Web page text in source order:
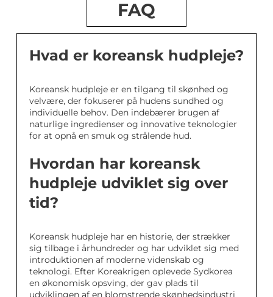
FAQ
Hvad er koreansk hudpleje?
Koreansk hudpleje er en tilgang til skønhed og
velvære, der fokuserer på hudens sundhed og
individuelle behov. Den indebærer brugen af
naturlige ingredienser og innovative teknologier
for at opnå en smuk og strålende hud.
Hvordan har koreansk
hudpleje udviklet sig over
tid?
Koreansk hudpleje har en historie, der strækker
sig tilbage i århundreder og har udviklet sig med
introduktionen af moderne videnskab og
teknologi. Efter Koreakrigen oplevede Sydkorea
en økonomisk opsving, der gav plads til
udviklingen af en blomstrende skønhedsindustri